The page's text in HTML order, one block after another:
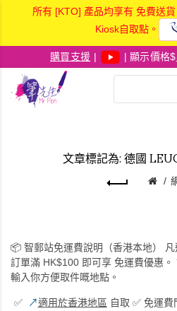
所有 [KTO] 產品均享有 免費送
Kiosk自取點。
購買支援 | | 顯示價格$
文章標記為: 德國
📦 智郵站免運費說明（香港本地）
訂單滿 HK$100 即可享 免運費優惠
輸入你方便取件嘅地點。
✅ ↗適用於香港地區 自取 ✅ 免運費